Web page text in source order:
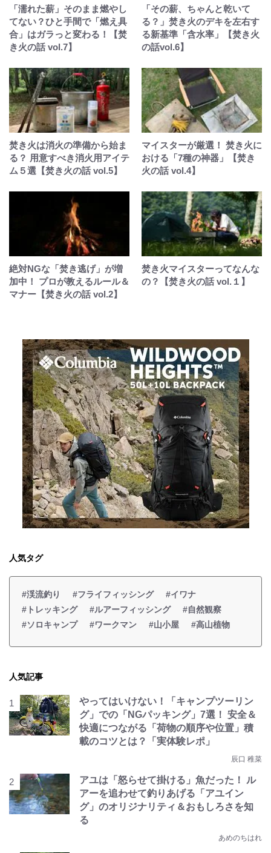
「濡れた薪」そのまま燃やし
てない？ひと手間で「燃え具
合」はガラっと変わる！【焚
き火の話 vol.7】
「その薪、ちゃんと乾いて
る？」焚き火のデキを左右す
る新基準「含水率」【焚き火
の話vol.6】
焚き火は消火の準備から始ま
る？ 用意すべき消火用アイテ
ム５選【焚き火の話 vol.5】
マイスターが厳選！ 焚き火に
おける「7種の神器」【焚き
火の話 vol.4】
絶対NGな「焚き逃げ」が増
加中！ プロが教えるルール＆
マナー【焚き火の話 vol.2】
焚き火マイスターってなんな
の？【焚き火の話 vol.１】
人気タグ
#渓流釣り #フライフィッシング
#イワナ
#トレッキング
#ルアーフィッシング
#自然観察
#ソロキャンプ
#ワークマン #山小屋 #高山植物
人気記事
やってはいけない！「キャンプツーリン
グ」での「NGパッキング」7選！ 安全＆
快適につながる「荷物の順序や位置」積
載のコツとは？「実体験レポ」
辰口 稚菜
アユは「怒らせて掛ける」魚だった！ ル
アーを追わせて釣りあげる「アユイン
グ」のオリジナリティ＆おもしろさを知
る
あめのちはれ